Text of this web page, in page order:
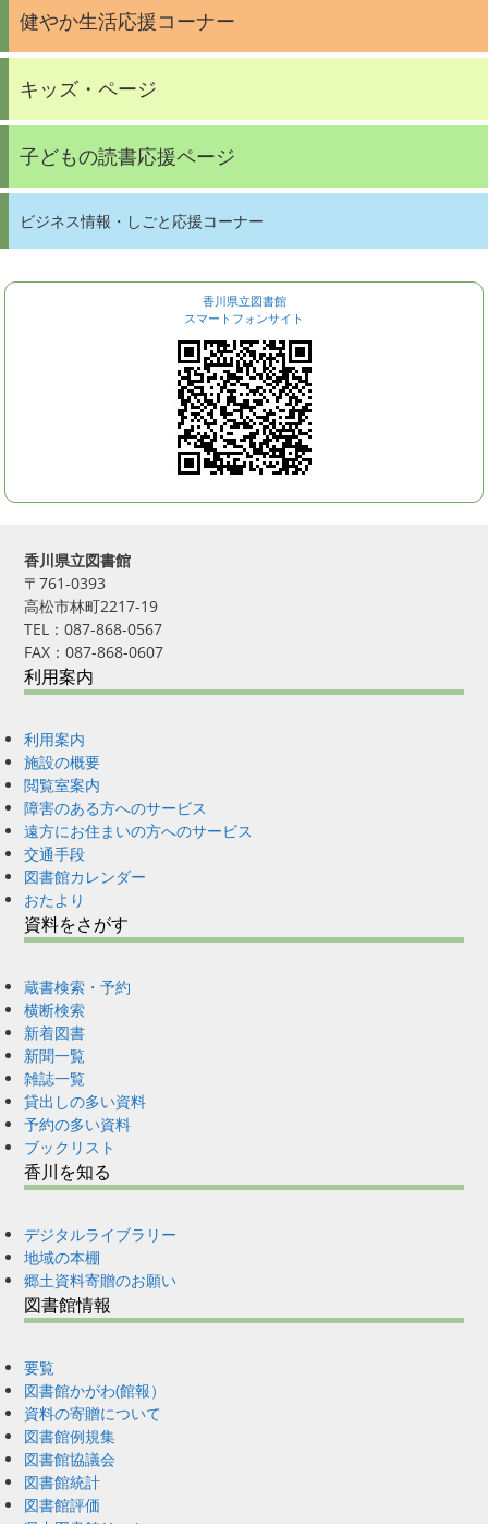
健やか生活応援コーナー
キッズ・ページ
子どもの読書応援ページ
ビジネス情報・しごと応援コーナー
香川県立図書館
スマートフォンサイト
香川県立図書館
〒761-0393
高松市林町2217-19
TEL：087-868-0567
FAX：087-868-0607
利用案内
利用案内
施設の概要
閲覧室案内
障害のある方へのサービス
遠方にお住まいの方へのサービス
交通手段
図書館カレンダー
おたより
資料をさがす
蔵書検索・予約
横断検索
新着図書
新聞一覧
雑誌一覧
貸出しの多い資料
予約の多い資料
ブックリスト
香川を知る
デジタルライブラリー
地域の本棚
郷土資料寄贈のお願い
図書館情報
要覧
図書館かがわ(館報）
資料の寄贈について
図書館例規集
図書館協議会
図書館統計
図書館評価